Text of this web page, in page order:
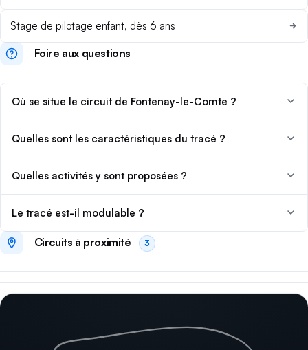
Stage de pilotage enfant, dès 6 ans
Foire aux questions
Où se situe le circuit de Fontenay-le-Comte ?
Quelles sont les caractéristiques du tracé ?
Quelles activités y sont proposées ?
Le tracé est-il modulable ?
Circuits à proximité 3
© IGN · Licence Ouverte
1,28 km Asphalte Drift
Circuit du Val d'Argenton
Argentonnay · Deux-Sèvres
© IGN · Licence Ouverte
Circuit automobile Val de Vienne